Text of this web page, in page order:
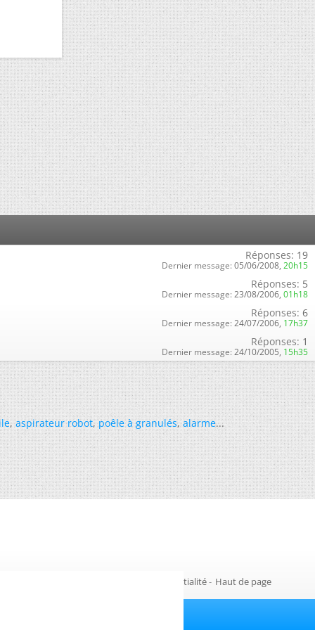
Réponses: 19
Dernier message: 05/06/2008, 20h15
Réponses: 5
Dernier message: 23/08/2006, 01h18
Réponses: 6
Dernier message: 24/07/2006, 17h37
Réponses: 1
Dernier message: 24/10/2005, 15h35
,aspirateur robot,poêle à granulés,alarme...
Politique de confidentialité- Haut de page